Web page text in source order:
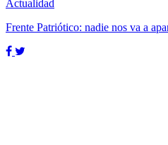
Actualidad
Frente Patriótico: nadie nos va a